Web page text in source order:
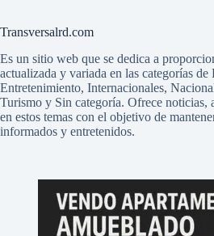
Transversalrd.com
Es un sitio web que se dedica a
actualizada y variada en las categorías de
Entretenimiento, Internacionales,
Turismo y Sin categoría. Ofrece noticias,
en estos temas con el objetivo de
informados y entretenidos.